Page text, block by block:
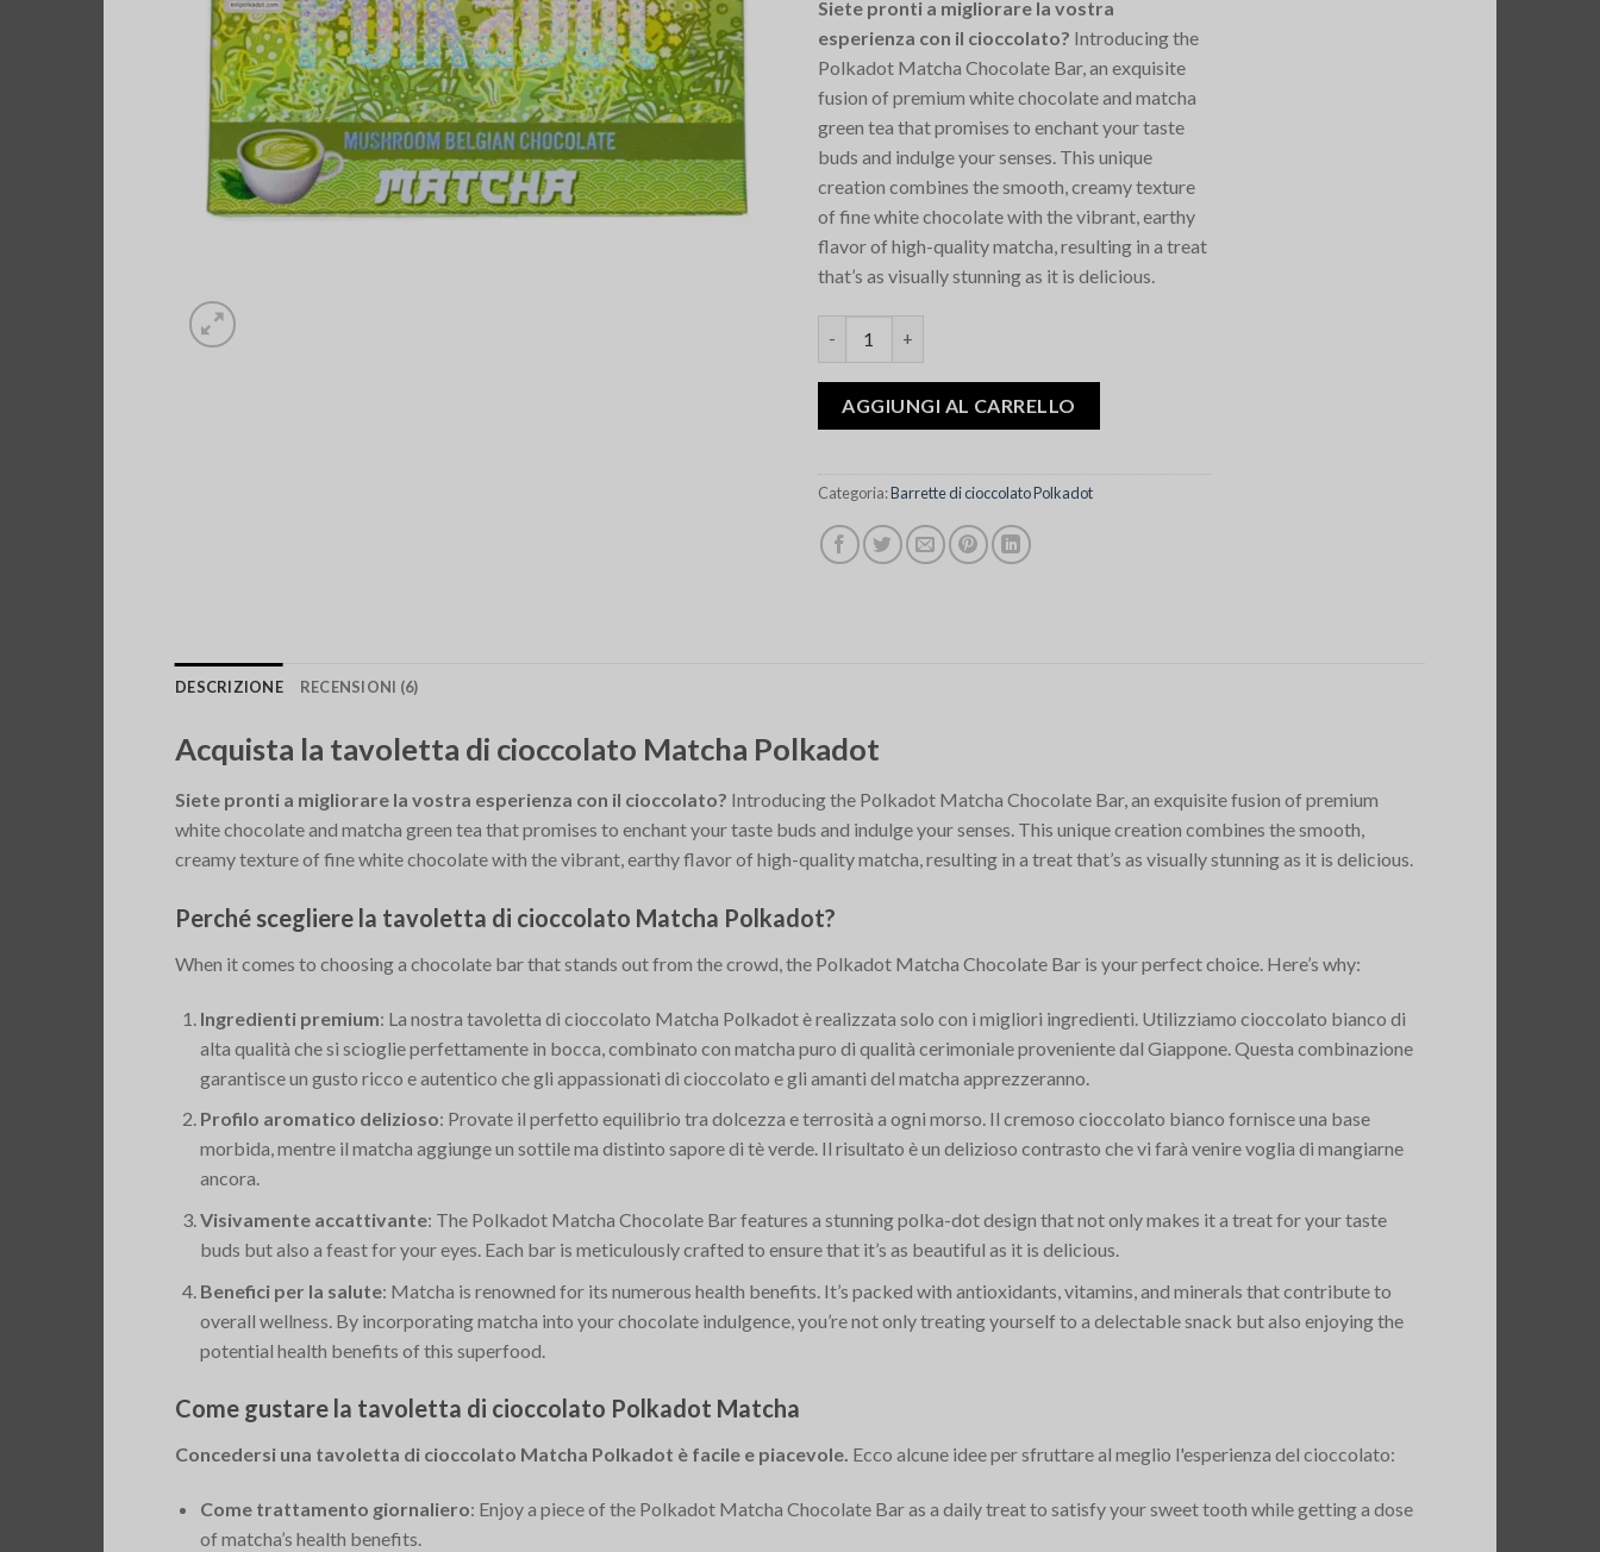
recensioni
Siete pronti a migliorare la vostra
esperienza con il cioccolato? Introducing the
Polkadot Matcha Chocolate Bar, an exquisite
fusion of premium white chocolate and matcha
green tea that promises to enchant your taste
buds and indulge your senses. This unique
creation combines the smooth, creamy texture
of fine white chocolate with the vibrant, earthy
flavor of high-quality matcha, resulting in a treat
that’s as visually stunning as it is delicious.
AGGIUNGI AL CARRELLO
Categoria:Barrette di cioccolato Polkadot
DESCRIZIONE RECENSIONI (6)
Acquista la tavoletta di cioccolato Matcha Polkadot
Siete pronti a migliorare la vostra esperienza con il cioccolato? Introducing the Polkadot Matcha Chocolate Bar, an exquisite fusion of premium
white chocolate and matcha green tea that promises to enchant your taste buds and indulge your senses. This unique creation combines the smooth,
creamy texture of fine white chocolate with the vibrant, earthy flavor of high-quality matcha, resulting in a treat that’s as visually stunning as it is delicious.
Perché scegliere la tavoletta di cioccolato Matcha Polkadot?
When it comes to choosing a chocolate bar that stands out from the crowd, the Polkadot Matcha Chocolate Bar is your perfect choice. Here’s why:
Ingredienti premium: La nostra tavoletta di cioccolato Matcha Polkadot è realizzata solo con i migliori ingredienti. Utilizziamo cioccolato bianco di
alta qualità che si scioglie perfettamente in bocca, combinato con matcha puro di qualità cerimoniale proveniente dal Giappone. Questa combinazione
garantisce un gusto ricco e autentico che gli appassionati di cioccolato e gli amanti del matcha apprezzeranno.
Profilo aromatico delizioso: Provate il perfetto equilibrio tra dolcezza e terrosità a ogni morso. Il cremoso cioccolato bianco fornisce una base
morbida, mentre il matcha aggiunge un sottile ma distinto sapore di tè verde. Il risultato è un delizioso contrasto che vi farà venire voglia di mangiarne
ancora.
Visivamente accattivante: The Polkadot Matcha Chocolate Bar features a stunning polka-dot design that not only makes it a treat for your taste
buds but also a feast for your eyes. Each bar is meticulously crafted to ensure that it’s as beautiful as it is delicious.
Benefici per la salute: Matcha is renowned for its numerous health benefits. It’s packed with antioxidants, vitamins, and minerals that contribute to
overall wellness. By incorporating matcha into your chocolate indulgence, you’re not only treating yourself to a delectable snack but also enjoying the
potential health benefits of this superfood.
Come gustare la tavoletta di cioccolato Polkadot Matcha
Concedersi una tavoletta di cioccolato Matcha Polkadot è facile e piacevole. Ecco alcune idee per sfruttare al meglio l'esperienza del cioccolato:
Come trattamento giornaliero: Enjoy a piece of the Polkadot Matcha Chocolate Bar as a daily treat to satisfy your sweet tooth while getting a dose
of matcha’s health benefits.